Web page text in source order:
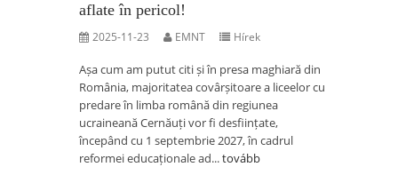
aflate în pericol!
2025-11-23 EMNT Hírek
Așa cum am putut citi și în presa maghiară din
România, majoritatea covârșitoare a liceelor cu
predare în limba română din regiunea
ucraineană Cernăuți vor fi desființate,
începând cu 1 septembrie 2027, în cadrul
reformei educaționale ad...tovább